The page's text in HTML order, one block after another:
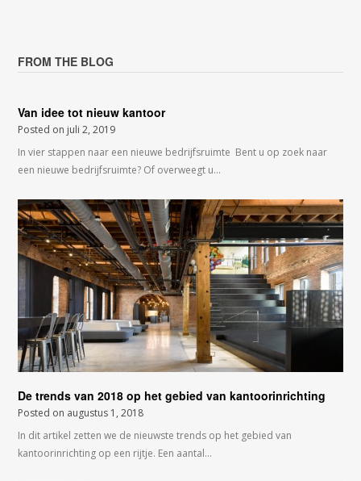
FROM THE BLOG
Van idee tot nieuw kantoor
Posted on juli 2, 2019
In vier stappen naar een nieuwe bedrijfsruimte Bent u op zoek naar
een nieuwe bedrijfsruimte? Of overweegt u…
De trends van 2018 op het gebied van kantoorinrichting
Posted on augustus 1, 2018
In dit artikel zetten we de nieuwste trends op het gebied van
kantoorinrichting op een rijtje. Een aantal…